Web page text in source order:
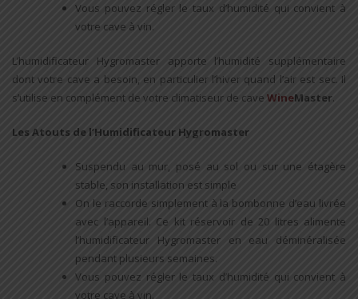
Vous pouvez régler le taux d’humidité qui convient à
votre cave à vin.
L’humidificateur Hygromaster apporte l’humidité supplémentaire
dont votre cave a besoin, en particulier l’hiver quand l’air est sec. Il
s’utilise en complément de votre climatiseur de cave WineMaster.
Les Atouts de l’Humidificateur Hygromaster
Suspendu au mur, posé au sol ou sur une étagère
stable, son installation est simple
On le raccorde simplement à la bombonne d’eau livrée
avec l’appareil. Ce kit réservoir de 20 litres alimente
l’humidificateur Hygromaster en eau déminéralisée
pendant plusieurs semaines.
Vous pouvez régler le taux d’humidité qui convient à
votre cave à vin.